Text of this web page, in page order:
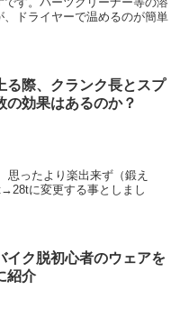
ドライヤーで温めるのが簡単
る際、クランク長とスプ
の効果はあるのか？
思ったより楽出来ず（鍛え
に変更する事としまし
イク脱初心者のウェアを
紹介